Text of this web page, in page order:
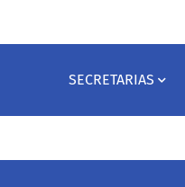
SECRETARIAS